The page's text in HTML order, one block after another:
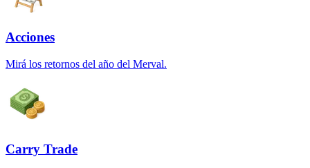
Acciones
Mirá los retornos del año del Merval.
Carry Trade